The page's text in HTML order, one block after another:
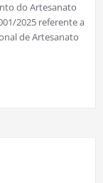
do Artesanato
2025 referente a
de Artesanato